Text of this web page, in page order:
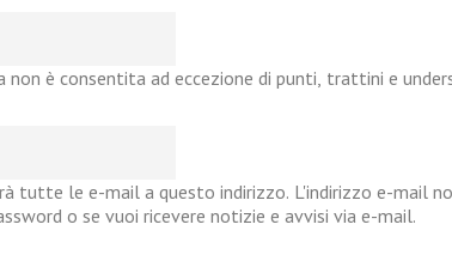
è consentita ad eccezione di punti, trattini e
tutte le e-mail a questo indirizzo. L'indirizzo e-mail
o se vuoi ricevere notizie e avvisi via e-mail.